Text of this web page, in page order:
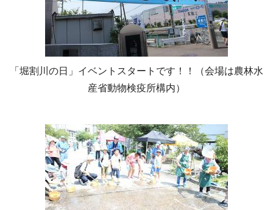
「堀割川の日」イベントスタートです！！（会場は農林水
産省動物検疫所構内）